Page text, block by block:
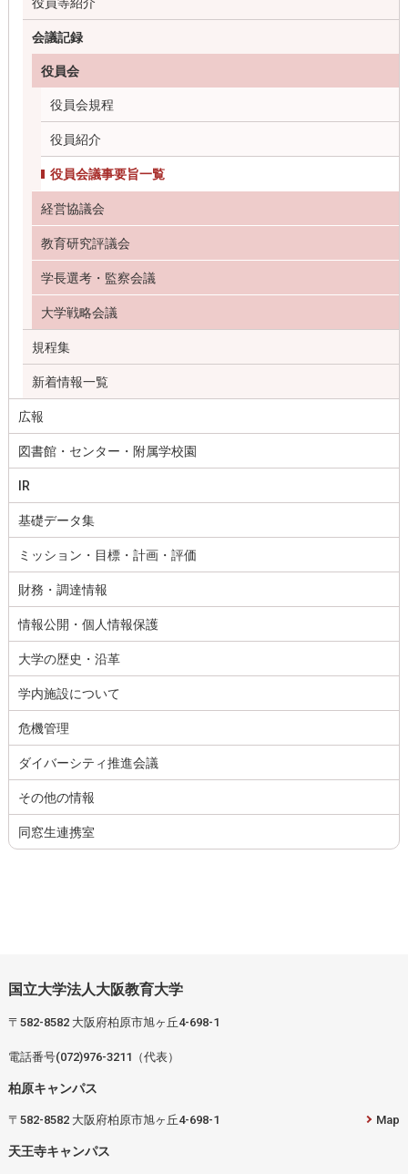
役員等紹介
会議記録
役員会
役員会規程
役員紹介
役員会議事要旨一覧
経営協議会
教育研究評議会
学長選考・監察会議
大学戦略会議
規程集
新着情報一覧
広報
図書館・センター・附属学校園
IR
基礎データ集
ミッション・目標・計画・評価
財務・調達情報
情報公開・個人情報保護
大学の歴史・沿革
学内施設について
危機管理
ダイバーシティ推進会議
その他の情報
同窓生連携室
国立大学法人大阪教育大学
〒582-8582 大阪府柏原市旭ヶ丘4-698-1
電話番号(072)976-3211（代表）
柏原キャンパス
〒582-8582 大阪府柏原市旭ヶ丘4-698-1 Map
天王寺キャンパス